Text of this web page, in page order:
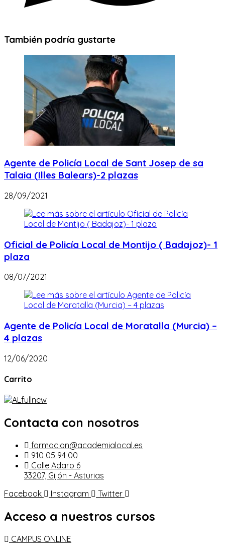
También podría gustarte
Agente de Policía Local de Sant Josep de sa
Talaia (Illes Balears)-2 plazas
28/09/2021
Oficial de Policía Local de Montijo ( Badajoz)- 1
plaza
08/07/2021
Agente de Policía Local de Moratalla (Murcia) –
4 plazas
12/06/2020
Carrito
Contacta con nosotros
formacion@academialocal.es
910 05 94 00
Calle Adaro 6
33207, Gijón - Asturias
Facebook
Instagram Twitter
Acceso a nuestros cursos
CAMPUS ONLINE